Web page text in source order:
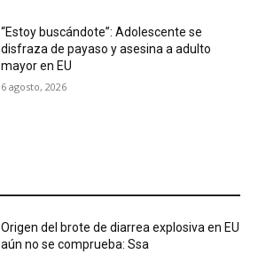
“Estoy buscándote”: Adolescente se
disfraza de payaso y asesina a adulto
mayor en EU
6 agosto, 2026
Origen del brote de diarrea explosiva en EU
aún no se comprueba: Ssa